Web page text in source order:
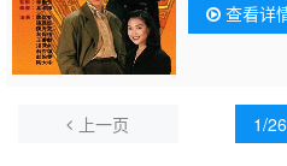
查看详
上一页 1/26